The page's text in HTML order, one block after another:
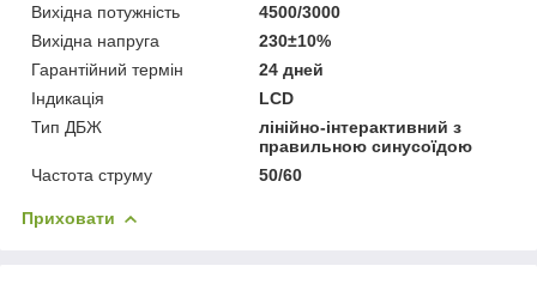
Вихідна потужність
4500/3000
Вихідна напруга
230±10%
Гарантійний термін
24 дней
Індикація
LCD
Тип ДБЖ
лінійно-інтерактивний з
правильною синусоїдою
Частота струму
50/60
Приховати